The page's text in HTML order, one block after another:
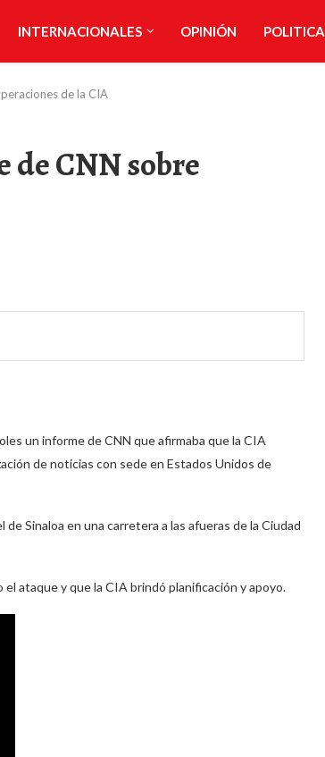
INTERNACIONALES OPINIÓN POLITICA
de la CIA
CNN sobre
un informe de CNN que afirmaba que la CIA
de noticias con sede en Estados Unidos de
Sinaloa en una carretera a las afueras de la Ciudad
ataque y que la CIA brindó planificación y apoyo.